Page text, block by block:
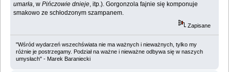
umarła, w Pińczowie dnieje, itp.). Gorgonzola fajnie się komponuje
smakowo ze schłodzonym szampanem.
Zapisane
"Wśród wydarzeń wszechświata nie ma ważnych i nieważnych, tylko my
różnie je postrzegamy. Podział na ważne i nieważne odbywa się w naszych
umysłach" - Marek Baraniecki